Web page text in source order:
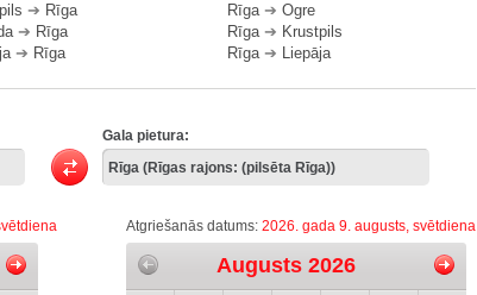
➔ Rīga
➔ Rīga
➔ Rīga
Rīga➔ Ogre
Rīga➔ Krustpils
Rīga➔ Liepāja
Gala pietura:
Atgriešanās datums: 2026. gada 9. augusts, svētdiena
Augusts 2026